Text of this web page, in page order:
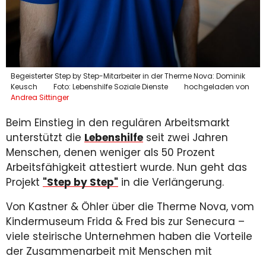
Begeisterter Step by Step-Mitarbeiter in der Therme Nova: Dominik
Keusch
Foto: Lebenshilfe Soziale Dienste
hochgeladen von
Andrea Sittinger
Beim Einstieg in den regulären Arbeitsmarkt
unterstützt die Lebenshilfe seit zwei Jahren
Menschen, denen weniger als 50 Prozent
Arbeitsfähigkeit attestiert wurde. Nun geht das
Projekt "Step by Step" in die Verlängerung.
Von Kastner & Öhler über die Therme Nova, vom
Kindermuseum Frida & Fred bis zur Senecura –
viele steirische Unternehmen haben die Vorteile
der Zusammenarbeit mit Menschen mit